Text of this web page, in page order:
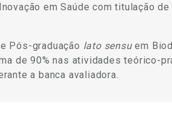
em Saúde com titulação de
Pós-graduação lato sensuem
de 90% nas atividades teórico-
a banca avaliadora.